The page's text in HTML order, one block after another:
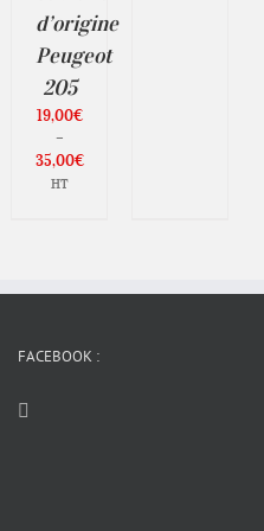
d’origine
Peugeot
205
19,00€
–
35,00€
Plage
35,00€
HT
DU
PRODUIT
FACEBOOK :